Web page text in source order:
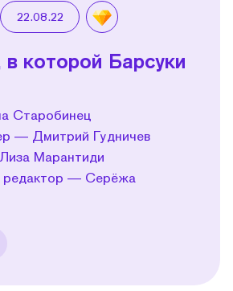
22.08.22
в которой Барсуки
Старобинец
— Дмитрий Гудничев
Марантиди
редактор — Серёжа